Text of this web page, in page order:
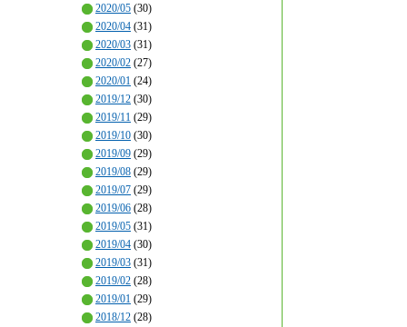
2020/05 (30)
2020/04 (31)
2020/03 (31)
2020/02 (27)
2020/01 (24)
2019/12 (30)
2019/11 (29)
2019/10 (30)
2019/09 (29)
2019/08 (29)
2019/07 (29)
2019/06 (28)
2019/05 (31)
2019/04 (30)
2019/03 (31)
2019/02 (28)
2019/01 (29)
2018/12 (28)